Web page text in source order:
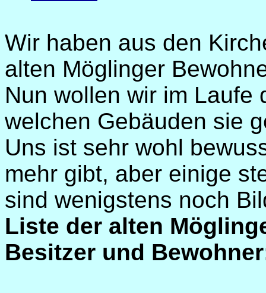
Wir haben aus den
alten Möglinger
Nun wollen wir im Laufe
welchen Gebäuden sie
Uns ist sehr wohl
mehr gibt, aber einige
sind wenigstens noch
Liste der alten
Besitzer und